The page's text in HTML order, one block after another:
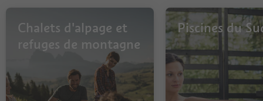
Chalets d'alpage et
refuges de montagne
Piscines du